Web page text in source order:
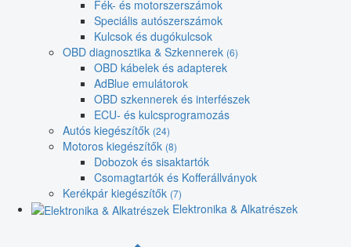
Fék- és motorszerszámok
Speciális autószerszámok
Kulcsok és dugókulcsok
OBD diagnosztika & Szkennerek (6)
OBD kábelek és adapterek
AdBlue emulátorok
OBD szkennerek és interfészek
ECU- és kulcsprogramozás
Autós kiegészítők (24)
Motoros kiegészítők (8)
Dobozok és sisaktartók
Csomagtartók és Kofferállványok
Kerékpár kiegészítők (7)
Elektronika & Alkatrészek